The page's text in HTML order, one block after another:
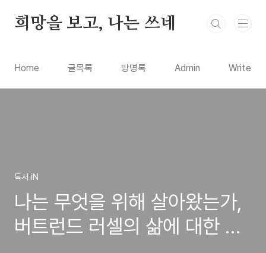
희망을 보고, 나는 쓰네
Home 글목록 방명록 Admin Write
독서 iN
나는 무엇을 위해 살아왔는가,
버트런드 러셀의 삶에 대한 열